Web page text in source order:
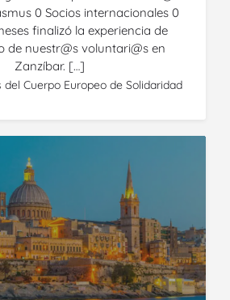
0 Socios internacionales 0
finalizó la experiencia de
de nuestr@s voluntari@s en
Zanzíbar. […]
del Cuerpo Europeo de Solidaridad